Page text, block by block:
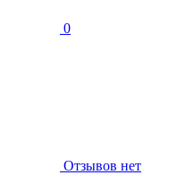
0
Отзывов нет